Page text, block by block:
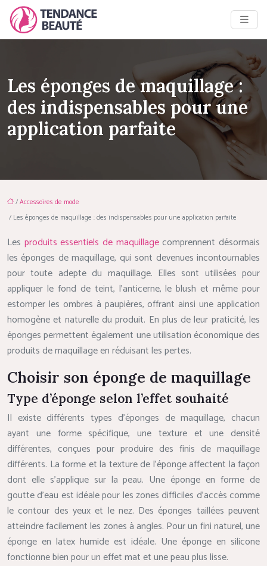
Les éponges de maquillage :
des indispensables pour une
application parfaite
/Accessoires de mode
/ Les éponges de maquillage : des indispensables pour une application parfaite
Les produits essentiels de maquillagecomprennent désormais
les éponges de maquillage, qui sont devenues incontournables
pour toute adepte du maquillage. Elles sont utilisées pour
appliquer le fond de teint, l’anticerne, le blush et même pour
estomper les ombres à paupières, offrant ainsi une application
homogène et naturelle du produit. En plus de leur praticité, les
éponges permettent également une utilisation économique des
produits de maquillage en réduisant les pertes.
Choisir son éponge de maquillage
Type d’éponge selon l’effet souhaité
Il existe différents types d’éponges de maquillage, chacun
ayant une forme spécifique, une texture et une densité
différentes, conçues pour produire des finis de maquillage
différents. La forme et la texture de l’éponge affectent la façon
dont elle s’applique sur la peau. Une éponge en forme de
goutte d’eau est idéale pour les zones difficiles d’accès comme
le contour des yeux et le nez. Des éponges taillées peuvent
atteindre facilement les zones à angles. Pour un fini naturel, une
éponge en latex humide est idéale. Une éponge en silicone
fonctionne bien pour un effet mat et une peau plus lisse.